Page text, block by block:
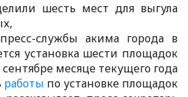
шесть мест для выгула
службы акима города в
установка шести площадок
сентябре месяце текущего года
работы по установке площадок